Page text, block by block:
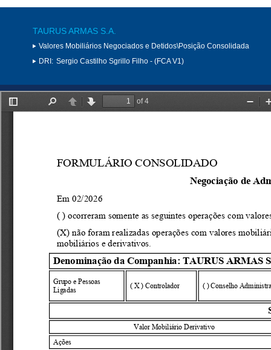
TAURUS ARMAS S.A.
Valores Mobiliários Negociados e Detidos\Posição Consolidada
DRI: Sergio Castilho Sgrillo Filho - (FCA V1)